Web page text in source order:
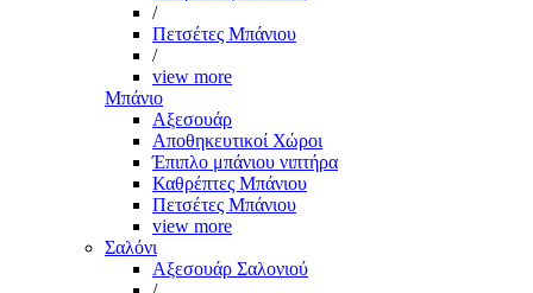
/
Πετσέτες Μπάνιου
/
view more
Μπάνιο
Αξεσουάρ
Αποθηκευτικοί Χώροι
Έπιπλο μπάνιου νιπτήρα
Καθρέπτες Μπάνιου
Πετσέτες Μπάνιου
view more
Σαλόνι
Αξεσουάρ Σαλονιού